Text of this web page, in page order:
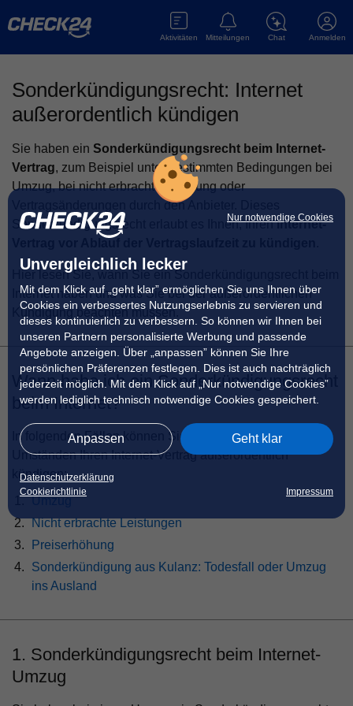
Nur notwendige Cookies
Unvergleichlich lecker
Mit dem Klick auf „geht klar” ermöglichen Sie uns Ihnen über
Cookies ein verbessertes Nutzungserlebnis zu servieren und
dieses kontinuierlich zu verbessern. So können wir Ihnen bei
unseren Partnern personalisierte Werbung und passende
Angebote anzeigen. Über „anpassen” können Sie Ihre
persönlichen Präferenzen festlegen. Dies ist auch nachträglich
jederzeit möglich. Mit dem Klick auf „Nur notwendige Cookies”
werden lediglich technisch notwendige Cookies gespeichert.
Anpassen Geht klar
Datenschutzerklärung
Cookierichtlinie
Impressum
Anmelden
Chat
Mitteilungen
Aktivitäten
Sonderkündigungsrecht: Internet
außerordentlich kündigen
Sie haben ein Sonderkündigungsrecht beim Internet-
Vertrag, zum Beispiel unter bestimmten Bedingungen bei
Umzug, bei nicht erbrachter Leistung oder
Vertragsänderungen durch den Anbieter. Dieses
Sonderkündigungsrecht erlaubt es Ihnen, IhrenInternet-
Hier lesen Sie, wann Sie ein Sonderkündigungsrecht beim
Internet haben und was Sie bei der außerordentlichen
Kündigung beachten müssen.
Wann habe ich ein Sonderkündigungsrecht
beim Internet?
In folgenden Fällen können Sie unter bestimmten
Umständen Ihren Internet-Vertrag außerordentlich
kündigen:
Umzug
Nicht erbrachte Leistungen
Preiserhöhung
Sonderkündigung aus Kulanz: Todesfall oder Umzug
ins Ausland
1. Sonderkündigungsrecht beim Internet-
Umzug